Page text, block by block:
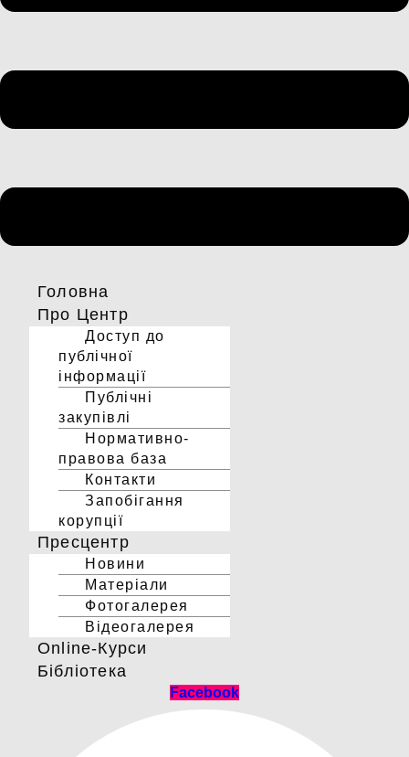
Головна
Про Центр
Доступ до
публічної
інформації
Публічні
закупівлі
Нормативно-
правова база
Контакти
Запобігання
корупції
Пресцентр
Новини
Матеріали
Фотогалерея
Відеогалерея
Online-Курси
Бібліотека
Facebook